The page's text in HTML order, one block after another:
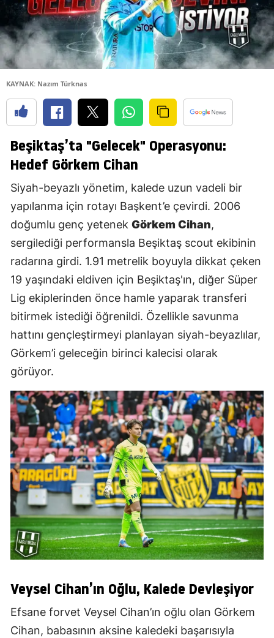
KAYNAK: Nazım Türknas
Beşiktaş’ta "Gelecek" Operasyonu:
Hedef Görkem Cihan
Siyah-beyazlı yönetim, kalede uzun vadeli bir
yapılanma için rotayı Başkent’e çevirdi. 2006
doğumlu genç yetenek Görkem Cihan,
sergilediği performansla Beşiktaş scout ekibinin
radarına girdi. 1.91 metrelik boyuyla dikkat çeken
19 yaşındaki eldiven için Beşiktaş'ın, diğer Süper
Lig ekiplerinden önce hamle yaparak transferi
bitirmek istediği öğrenildi. Özellikle savunma
hattını gençleştirmeyi planlayan siyah-beyazlılar,
Görkem’i geleceğin birinci kalecisi olarak
görüyor.
Veysel Cihan’ın Oğlu, Kalede Devleşiyor
Efsane forvet Veysel Cihan’ın oğlu olan Görkem
Cihan, babasının aksine kaledeki başarısıyla